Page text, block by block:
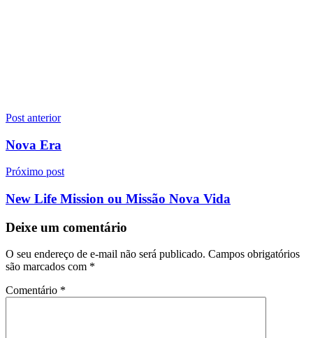
Navegação
de
Post anterior
Nova Era
Próximo post
New Life Mission ou Missão Nova Vida
Deixe um comentário
O seu endereço de e-mail não será publicado. Campos obrigatórios
são marcados com *
Comentário *